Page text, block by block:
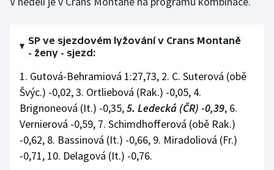
SP ve sjezdovém lyžování v Crans Montaně
- ženy - sjezd:
1. Gutová-Behramiová 1:27,73, 2. C. Suterová (obě
Švýc.) -0,02, 3. Ortliebová (Rak.) -0,05, 4.
Brignoneová (It.) -0,35,5. Ledecká (ČR) -0,39, 6.
Vernierová -0,59, 7. Schimdhofferová (obě Rak.)
-0,62, 8. Bassinová (It.) -0,66, 9. Miradoliová (Fr.)
-0,71, 10. Delagová (It.) -0,76.